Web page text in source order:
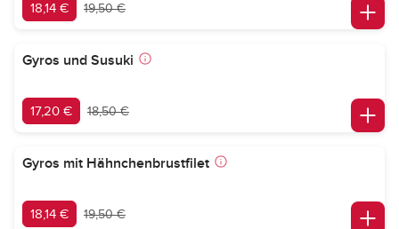
18,14 € 19,50 €
Gyros und Susuki
17,20 € 18,50 €
Gyros mit Hähnchenbrustfilet
18,14 € 19,50 €